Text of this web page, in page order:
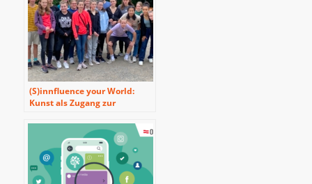
(S)innfluence your World:
Kunst als Zugang zur
Emotionen demokratisches
Bewusstsein fördern